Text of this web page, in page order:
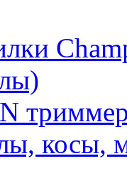
косы,